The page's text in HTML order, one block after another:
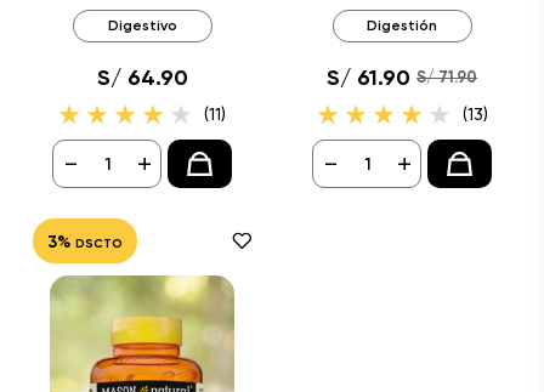
Digestivo
S/ 64.90
(11)
- +
Digestión
S/ 61.90 S/ 71.90
(13)
- +
3% DSCTO